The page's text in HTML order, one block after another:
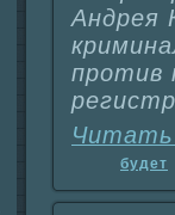
Андрея
против
Читать
будет